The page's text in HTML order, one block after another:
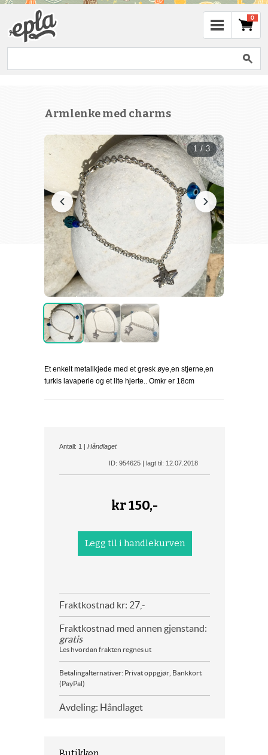
0
Armlenke med charms
1 / 3
Et enkelt metallkjede med et gresk øye,en stjerne,en
turkis lavaperle og et lite hjerte.. Omkr er 18cm
Antall: 1 | Håndlaget
ID: 954625 | lagt til: 12.07.2018
kr150,-
Fraktkostnad kr: 27,-
Fraktkostnad med annen gjenstand:
gratis
Les hvordan frakten regnes ut
Betalingalternativer: Privat oppgjør, Bankkort
(PayPal)
Avdeling: Håndlaget